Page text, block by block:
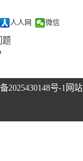
人人网 微信
题
2025430148号-1 网站